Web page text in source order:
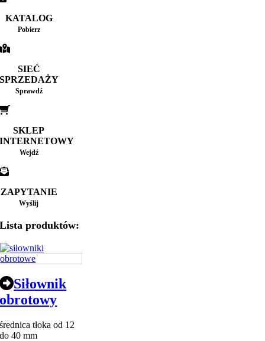
KATALOG
Pobierz
SIEĆ
SPRZEDAŻY
Sprawdź
SKLEP
INTERNETOWY
Wejdź
ZAPYTANIE
Wyślij
Lista produktów:
Siłownik
obrotowy
średnica tłoka od 12
do 40 mm